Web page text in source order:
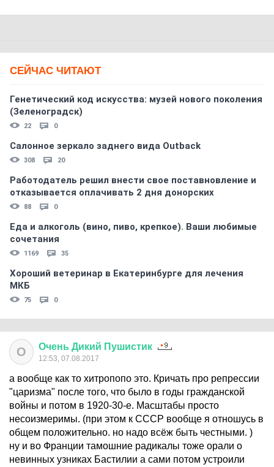
СЕЙЧАС ЧИТАЮТ
Генетический код искусства: музей нового поколения
(Зеленоградск)
22 0
Салонное зеркало заднего вида Outback
308 20
Работодатель решил внести свое поставновление и
отказывается оплачивать 2 дня донорских
88 0
Еда и алкоголь (вино, пиво, крепкое). Ваши любимые
сочетания
1169 35
Хороший ветеринар в Екатеринбурге для лечения
МКБ
75 0
О Очень Дикий Пушистик
12:53, 07.08.2017
а вообще как то хитропопо это. Кричать про репрессии
"царизма" после того, что было в годы гражданской
войны и потом в 1920-30-е. Масштабы просто
несоизмеримы. (при этом к СССР вообще я отношусь в
общем положительно. но надо всёж быть честными. )
ну и во Франции тамошние радикалы тоже орали о
невинных узниках Бастилии а сами потом устроили